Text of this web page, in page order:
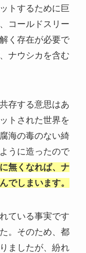
トするために巨
コールドスリー
く存在が必要で
ナウシカを含む
存する意思はあ
トされた世界を
海の毒のない綺
うに造ったので
無くなれば、ナ
でしまいます。
ている事実です
。そのため、都
ましたが、紛れ